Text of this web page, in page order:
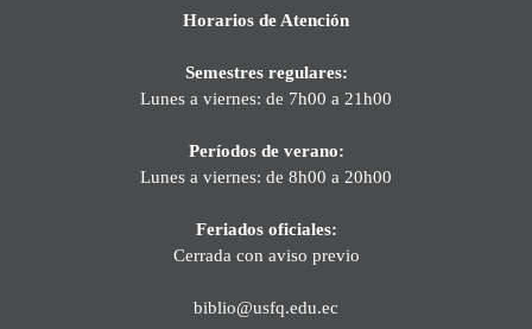
Horarios de Atención
Semestres regulares:
Lunes a viernes: de 7h00 a 21h00
Períodos de verano:
Lunes a viernes: de 8h00 a 20h00
Feriados oficiales:
Cerrada con aviso previo
biblio@usfq.edu.ec